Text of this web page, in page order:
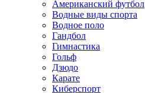
Американский футбол
Водные виды спорта
Водное поло
Гандбол
Гимнастика
Гольф
Дзюдо
Карате
Киберспорт